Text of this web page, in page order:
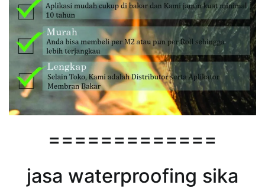
=============
jasa waterproofing sika